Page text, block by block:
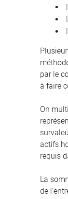
par le
à faire
On
actifs
requis
La
de